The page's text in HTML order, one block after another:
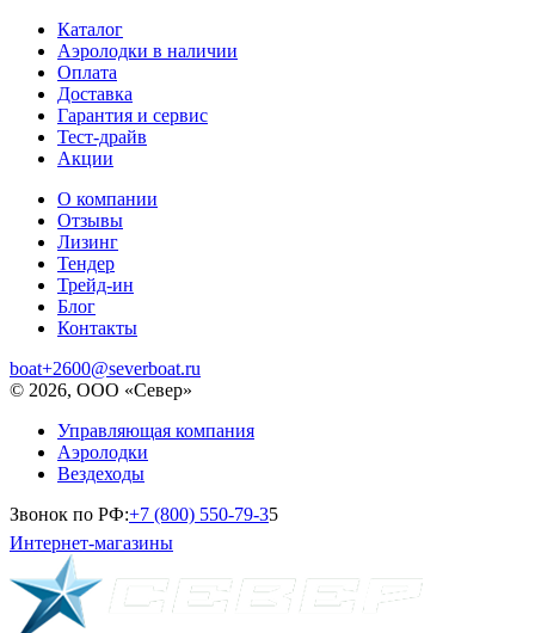
Каталог
Аэролодки в наличии
Оплата
Доставка
Гарантия и сервис
Тест-драйв
Акции
О компании
Отзывы
Лизинг
Тендер
Трейд-ин
Блог
Контакты
boat+2600@severboat.ru
© 2026, ООО «Север»
Управляющая компания
Аэролодки
Вездеходы
Звонок по РФ:+7 (800) 550-79-35
Интернет-магазины